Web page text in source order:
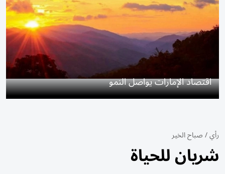
اقتصاد الإمارات يواصل النمو
رأي/صباح الخير
شريان للحياة